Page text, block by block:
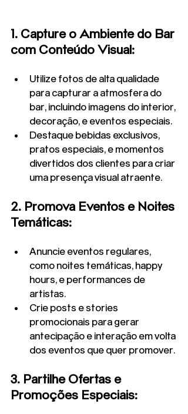
1. Capture o Ambiente do Bar
com Conteúdo Visual:
Utilize fotos de alta qualidade
para capturar a atmosfera do
bar, incluindo imagens do interior,
decoração, e eventos especiais.
Destaque bebidas exclusivos,
pratos especiais, e momentos
divertidos dos clientes para criar
uma presença visual atraente.
2. Promova Eventos e Noites
Temáticas:
Anuncie eventos regulares,
como noites temáticas, happy
hours, e performances de
artistas.
Crie posts e stories
promocionais para gerar
antecipação e interação em volta
dos eventos que quer promover.
3. Partilhe Ofertas e
Promoções Especiais: